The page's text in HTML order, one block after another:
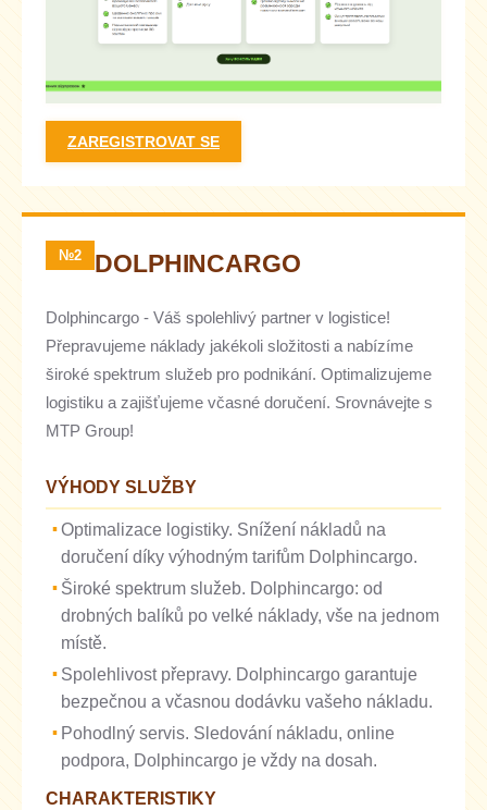
ZAREGISTROVAT SE
№2 DOLPHINCARGO
Dolphincargo - Váš spolehlivý partner v logistice!
Přepravujeme náklady jakékoli složitosti a nabízíme
široké spektrum služeb pro podnikání. Optimalizujeme
logistiku a zajišťujeme včasné doručení. Srovnávejte s
MTP Group!
VÝHODY SLUŽBY
Optimalizace logistiky. Snížení nákladů na
doručení díky výhodným tarifům Dolphincargo.
Široké spektrum služeb. Dolphincargo: od
drobných balíků po velké náklady, vše na jednom
místě.
Spolehlivost přepravy. Dolphincargo garantuje
bezpečnou a včasnou dodávku vašeho nákladu.
Pohodlný servis. Sledování nákladu, online
podpora, Dolphincargo je vždy na dosah.
CHARAKTERISTIKY